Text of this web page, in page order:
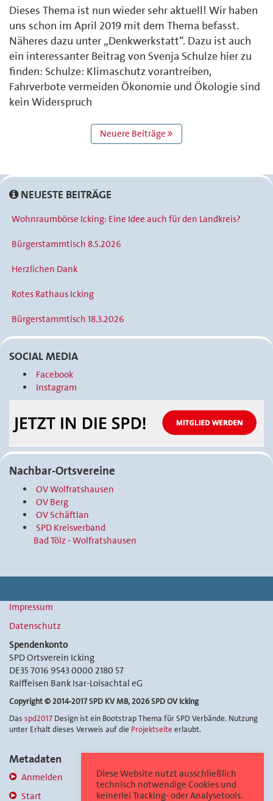
Dieses Thema ist nun wieder sehr aktuell! Wir haben
uns schon im April 2019 mit dem Thema befasst.
Näheres dazu unter „Denkwerkstatt“. Dazu ist auch
ein interessanter Beitrag von Svenja Schulze hier zu
finden: Schulze: Klimaschutz vorantreiben,
Fahrverbote vermeiden Ökonomie und Ökologie sind
kein Widerspruch
NAVIGATION
Neuere Beiträge
NEUESTE BEITRÄGE
Wohnraumbörse Icking: Eine Idee auch für den Landkreis?
Bürgerstammtisch 8.5.2026
Herzlichen Dank
Rotes Rathaus Icking
Bürgerstammtisch 18.3.2026
SOCIAL MEDIA
Facebook
Instagram
Nachbar-Ortsvereine
OV Wolfratshausen
OV Berg
OV Schäftlan
SPD Kreisverband
Bad Tölz - Wolfratshausen
Impressum
Datenschutz
Spendenkonto
SPD Ortsverein Icking
DE35 7016 9543 0000 2180 57
Raiffeisen Bank Isar-Loisachtal eG
Copyright © 2014-2017 SPD KV MB, 2026 SPD OV Icking
Das spd2017 Design ist ein Bootstrap Thema für SPD Verbände. Nutzung
unter Erhalt dieses Verweis auf die Projektseite erlaubt.
Metadaten
Anmelden
Start
Diese Website nutzt ausschließlich
technisch notwendige Cookies und
keinerlei Tracking- oder Analysetools.